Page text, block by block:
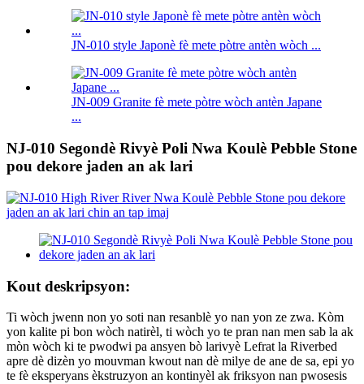
JN-010 style Japonè fè mete pòtre antèn wòch ...
JN-009 Granite fè mete pòtre wòch antèn Japane
...
NJ-010 Segondè Rivyè Poli Nwa Koulè Pebble Stone
pou dekore jaden an ak lari
Kout deskripsyon:
Ti wòch jwenn non yo soti nan resanblè yo nan yon ze zwa. Kòm
yon kalite pi bon wòch natirèl, ti wòch yo te pran nan men sab la ak
mòn wòch ki te pwodwi pa ansyen bò larivyè Lefrat la Riverbed
apre dè dizèn yo mouvman kwout nan dè milye de ane de sa, epi yo
te fè eksperyans èkstruzyon an kontinyèl ak friksyon nan pwosesis